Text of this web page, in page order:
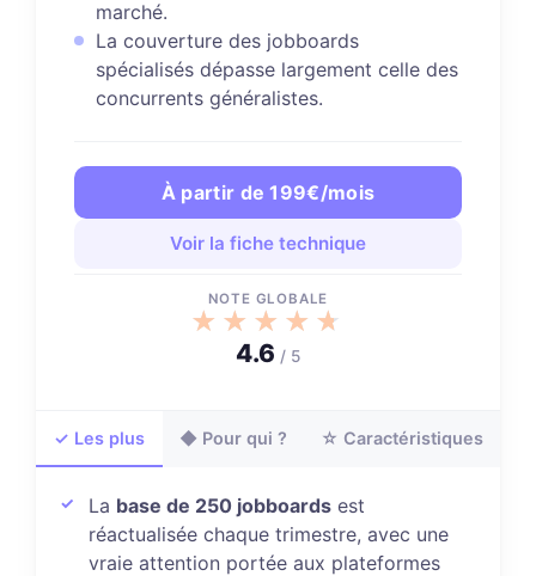
marché.
La couverture des jobboards
spécialisés dépasse largement celle des
concurrents généralistes.
À partir de 199€/mois
Voir la fiche technique
NOTE GLOBALE
★★★★★
★★★★★
4.6 / 5
✓ Les plus ◆ Pour qui ? ☆ Caractéristiques
La base de 250 jobboards est
réactualisée chaque trimestre, avec une
vraie attention portée aux plateformes